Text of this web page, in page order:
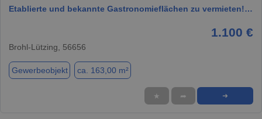
Etablierte und bekannte Gastronomieflächen zu vermieten!…
1.100 €
Brohl-Lützing, 56656
Gewerbeobjekt ca. 163,00 m²
★ ➦ ➜